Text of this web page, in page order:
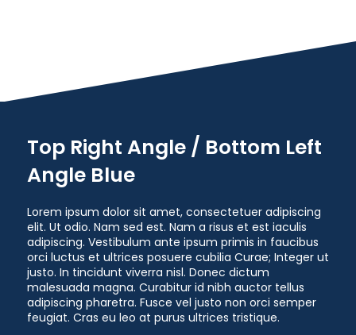
Top Right Angle / Bottom Left
Angle Blue
Lorem ipsum dolor sit amet, consectetuer adipiscing
elit. Ut odio. Nam sed est. Nam a risus et est iaculis
adipiscing. Vestibulum ante ipsum primis in faucibus
orci luctus et ultrices posuere cubilia Curae; Integer ut
justo. In tincidunt viverra nisl. Donec dictum
malesuada magna. Curabitur id nibh auctor tellus
adipiscing pharetra. Fusce vel justo non orci semper
feugiat. Cras eu leo at purus ultrices tristique.